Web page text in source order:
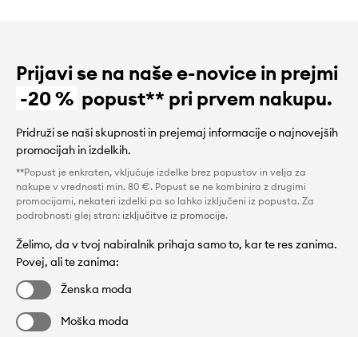
Prijavi se na naše e-novice in prejmi
-20 % popust** pri prvem nakupu.
Pridruži se naši skupnosti in prejemaj informacije o najnovejših
promocijah in izdelkih.
**Popust je enkraten, vključuje izdelke brez popustov in velja za
nakupe v vrednosti min. 80 €. Popust se ne kombinira z drugimi
promocijami, nekateri izdelki pa so lahko izključeni iz popusta. Za
podrobnosti glej stran: izključitve iz promocije.
Želimo, da v tvoj nabiralnik prihaja samo to, kar te res zanima.
Povej, ali te zanima:
Ženska moda
Moška moda